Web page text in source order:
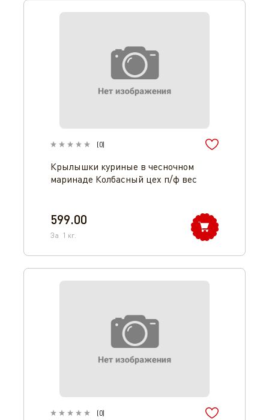
(0)
Крылышки куриные в чесночном
маринаде Колбасный цех п/ф вес
599.00
За 1 кг.
(0)